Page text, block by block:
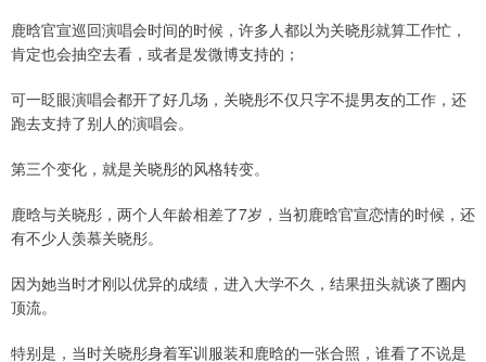
鹿晗官宣巡回演唱会时间的时候，许多人都以为关晓彤就算工作忙，
肯定也会抽空去看，或者是发微博支持的；
可一眨眼演唱会都开了好几场，关晓彤不仅只字不提男友的工作，还
跑去支持了别人的演唱会。
第三个变化，就是关晓彤的风格转变。
鹿晗与关晓彤，两个人年龄相差了7岁，当初鹿晗官宣恋情的时候，还
有不少人羡慕关晓彤。
因为她当时才刚以优异的成绩，进入大学不久，结果扭头就谈了圈内
顶流。
特别是，当时关晓彤身着军训服装和鹿晗的一张合照，谁看了不说是